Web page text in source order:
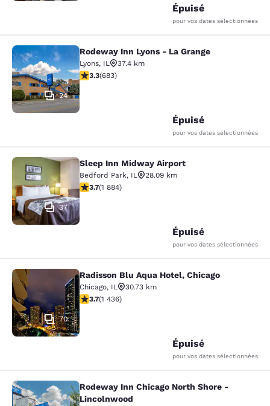
Épuisé
pour vos dates sélectionnées
Rodeway Inn Lyons - La Grange
24
Rodeway Inn Lyons - La Grange
Lyons, IL
37.4 km
3.33 étoiles. Bien. 683 commentaires
3.3(683)
Épuisé
pour vos dates sélectionnées
Sleep Inn Midway Airport
37
Sleep Inn Midway Airport
Bedford Park, IL
28.09 km
3.71 étoiles. Bien. 1884 commentaires
3.7(1 884)
Épuisé
pour vos dates sélectionnées
Radisson Blu Aqua Hotel, Chicago
70
Radisson Blu Aqua Hotel, Chicago
Chicago, IL
30.73 km
3.66 étoiles. Bien. 1436 commentaires
3.7(1 436)
Épuisé
pour vos dates sélectionnées
Rodeway Inn Chicago North Shore
Rodeway Inn Chicago North Shore -
Lincolnwood